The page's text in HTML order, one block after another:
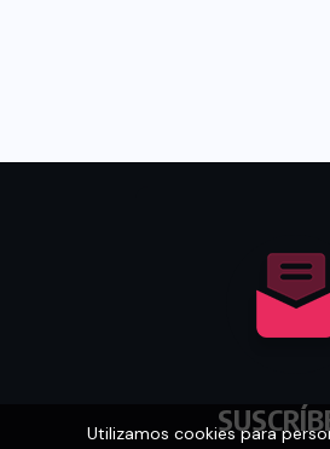
Utilizamos cookies para